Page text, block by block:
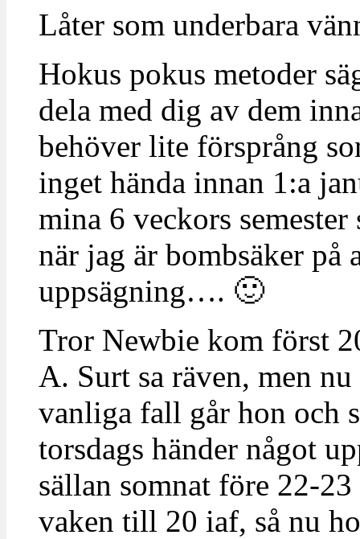
Låter som underbara
Hokus pokus metoder
dela med dig av dem
behöver lite försprång
inget hända innan 1:a
mina 6 veckors
när jag är bombsäker
uppsägning…. 🙂
Tror Newbie kom först
A. Surt sa räven, men
vanliga fall går hon och
torsdags händer något
sällan somnat före 22-
vaken till 20 iaf, så nu